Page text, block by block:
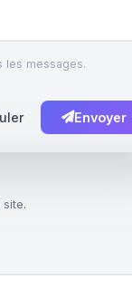
les messages.
Envoyer